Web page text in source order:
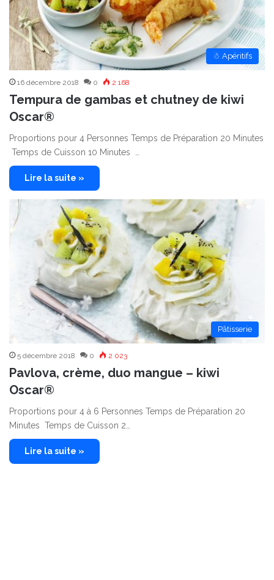
☃ Apéritifs
16 décembre 2018 0 2 168
Tempura de gambas et chutney de kiwi
Oscar®
Proportions pour 4 Personnes Temps de Préparation 20 Minutes
Temps de Cuisson 10 Minutes …
Lire la suite »
Pâtisserie
5 décembre 2018 0 2 023
Pavlova, crème, duo mangue – kiwi
Oscar®
Proportions pour 4 à 6 Personnes Temps de Préparation 20
Minutes Temps de Cuisson 2…
Lire la suite »